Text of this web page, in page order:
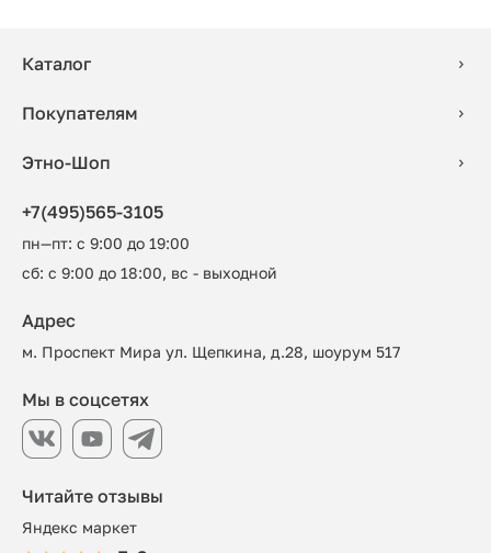
Каталог
Покупателям
Этно-Шоп
+7(495)565-3105
пн—пт: с 9:00 до 19:00
сб: с 9:00 до 18:00, вс - выходной
Читайте отзывы
Яндекс маркет
Адрес
м. Проспект Мира ул. Щепкина, д.28, шоурум 517
Мы в соцсетях